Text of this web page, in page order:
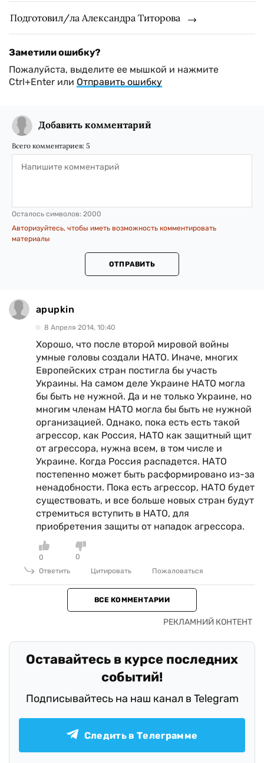
Подготовил/ла Александра Титорова
Заметили ошибку?
Пожалуйста, выделите ее мышкой и нажмите
Ctrl+Enter или Отправить ошибку
Добавить комментарий
Всего комментариев: 5
Осталось символов: 2000
Авторизуйтесь, чтобы иметь возможность комментировать
материалы
ОТПРАВИТЬ
apupkin
8 Апреля 2014, 10:40
Хорошо, что после второй мировой войны
умные головы создали НАТО. Иначе, многих
Европейских стран постигла бы участь
Украины. На самом деле Украине НАТО могла
бы быть не нужной. Да и не только Украине, но
многим членам НАТО могла бы быть не нужной
организацией. Однако, пока есть есть такой
агрессор, как Россия, НАТО как защитный щит
от агрессора, нужна всем, в том числе и
Украине. Когда Россия распадется. НАТО
постепенно может быть расформировано из-за
ненадобности. Пока есть агрессор, НАТО будет
существовать, и все больше новых стран будут
стремиться вступить в НАТО, для
приобретения защиты от нападок агрессора.
0
0
Ответить
Цитировать Пожаловаться
ВСЕ КОММЕНТАРИИ
Оставайтесь в курсе последних
событий!
Подписывайтесь на наш канал в Telegram
Следить в Телеграмме